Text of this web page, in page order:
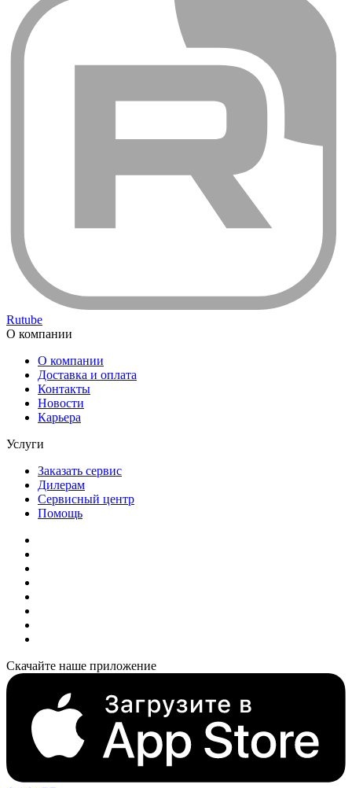
Rutube
О компании
О компании
Доставка и оплата
Контакты
Новости
Карьера
Услуги
Заказать сервис
Дилерам
Сервисный центр
Помощь
Скачайте наше приложение